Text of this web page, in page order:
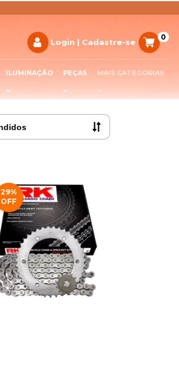
0
ILUMINAÇÃO PEÇAS MAIS CATEGORIAS
29%
OFF